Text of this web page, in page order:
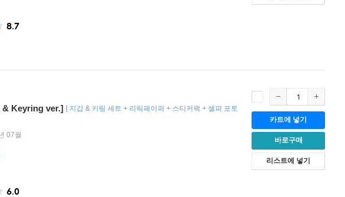
8.7
& Keyring ver.] [ 지갑 & 키링 세트 + 리릭페이퍼 + 스티커팩 + 셀피 포토
07월
6.0
카트에 넣기
바로구매
리스트에 넣기